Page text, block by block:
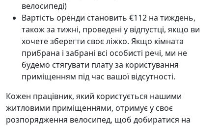
велосипеді)
Вартість оренди становить €112 на тиждень,
також за тижні, проведені у відпустці, якщо ви
хочете зберегти своє ліжко. Якщо кімната
прибрана і забрані всі особисті речі, ми не
будемо стягувати плату за користування
приміщенням під час вашої відсутності.
Кожен працівник, який користується нашими
житловими приміщеннями, отримує у своє
розпорядження велосипед, щоб добиратися на